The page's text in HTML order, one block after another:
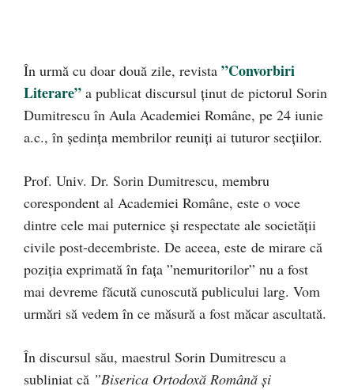
În urmă cu doar două zile, revista ”Convorbiri
Literare” a publicat discursul ținut de pictorul Sorin
Dumitrescu în Aula Academiei Române, pe 24 iunie
a.c., în şedinţa membrilor reuniţi ai tuturor secţiilor.
Prof. Univ. Dr. Sorin Dumitrescu, membru
corespondent al Academiei Române, este o voce
dintre cele mai puternice și respectate ale societății
civile post-decembriste. De aceea, este de mirare că
poziția exprimată în fața ”nemuritorilor” nu a fost
mai devreme făcută cunoscută publicului larg. Vom
urmări să vedem în ce măsură a fost măcar ascultată.
În discursul său, maestrul Sorin Dumitrescu a
subliniat că ”Biserica Ortodoxă Română şi